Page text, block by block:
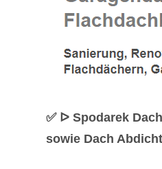
✅ ᐅ Spodarek
sowie Dach